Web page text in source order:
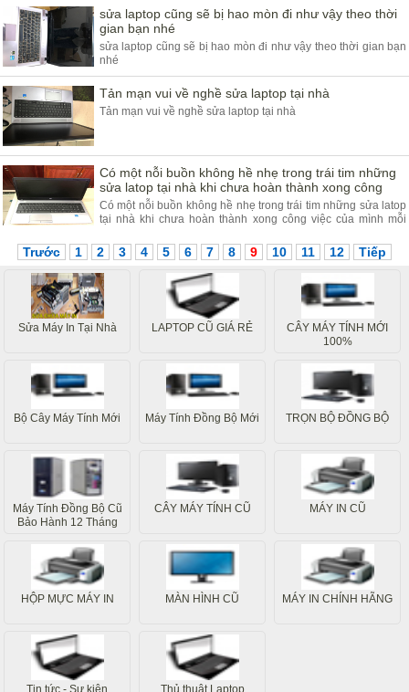
sửa laptop cũng sẽ bị hao mòn đi như vậy theo thời
gian bạn nhé
sửa laptop cũng sẽ bị hao mòn đi như vậy theo thời gian bạn
nhé
Tản mạn vui về nghề sửa laptop tại nhà
Tản mạn vui về nghề sửa laptop tại nhà
Có một nỗi buồn không hề nhẹ trong trái tim những
sửa latop tại nhà khi chưa hoàn thành xong công
Có một nỗi buồn không hề nhẹ trong trái tim những sửa latop
tại nhà khi chưa hoàn thành xong công việc của mình mỗi
Trước 1 2 3 4 5 6 7 8 9 10 11 12 Tiếp
Sửa Máy In Tại Nhà LAPTOP CŨ GIÁ RẺ
CÂY MÁY TÍNH MỚI
100%
Bộ Cây Máy Tính Mới Máy Tính Đồng Bộ Mới TRỌN BỘ ĐỒNG BỘ
Máy Tính Đồng Bộ Cũ
Bảo Hành 12 Tháng
CÂY MÁY TÍNH CŨ MÁY IN CŨ
HỘP MỰC MÁY IN MÀN HÌNH CŨ MÁY IN CHÍNH HÃNG